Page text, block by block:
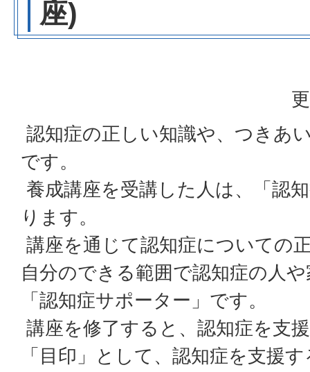
座)
認知症の正しい知識や、つきあ
です。
養成講座を受講した人は、「認
ります。
講座を通じて認知症についての
自分のできる範囲で認知症の人
「認知症サポーター」です。
講座を修了すると、認知症を支
「目印」として、認知症を支援